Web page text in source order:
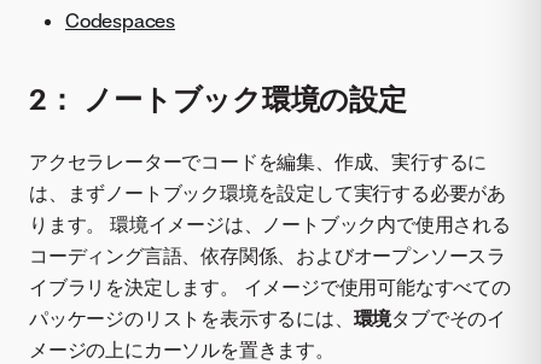
Codespaces
2： ノートブック環境の設定
アクセラレーターでコードを編集、作成、実行するに
は、まずノートブック環境を設定して実行する必要があ
ります。 環境イメージは、ノートブック内で使用される
コーディング言語、依存関係、およびオープンソースラ
イブラリを決定します。 イメージで使用可能なすべての
パッケージのリストを表示するには、 環境タブでそのイ
メージの上にカーソルを置きます。